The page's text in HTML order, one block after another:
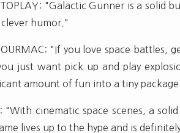
"Galactic Gunner is a solid
humor."
"If you love space battles,
just want pick up and play
amount of fun into a tiny
"With cinematic space scenes, a
lives up to the hype and is